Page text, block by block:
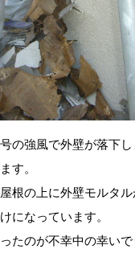
の強風で外壁が落下
す。
根の上に外壁モルタル
になっています。
たのが不幸中の幸い